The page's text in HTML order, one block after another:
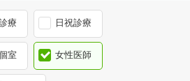
療 日祝診療
室 女性医師